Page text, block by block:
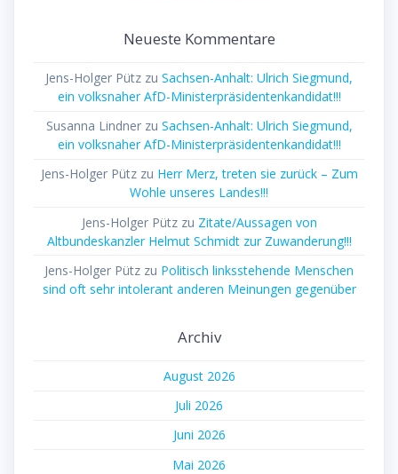
Neueste Kommentare
Jens-Holger Pütz zu Sachsen-Anhalt: Ulrich Siegmund,
ein volksnaher AfD-Ministerpräsidentenkandidat!!!
Susanna Lindnerzu Sachsen-Anhalt: Ulrich Siegmund,
ein volksnaher AfD-Ministerpräsidentenkandidat!!!
Jens-Holger Pützzu Herr Merz, treten sie zurück – Zum
Wohle unseres Landes!!!
Jens-Holger Pützzu Zitate/Aussagen von
Altbundeskanzler Helmut Schmidt zur Zuwanderung!!!
Jens-Holger Pütz zu Politisch linksstehende Menschen
sind oft sehr intolerant anderen Meinungen gegenüber
Archiv
August 2026
Juli 2026
Juni 2026
Mai 2026